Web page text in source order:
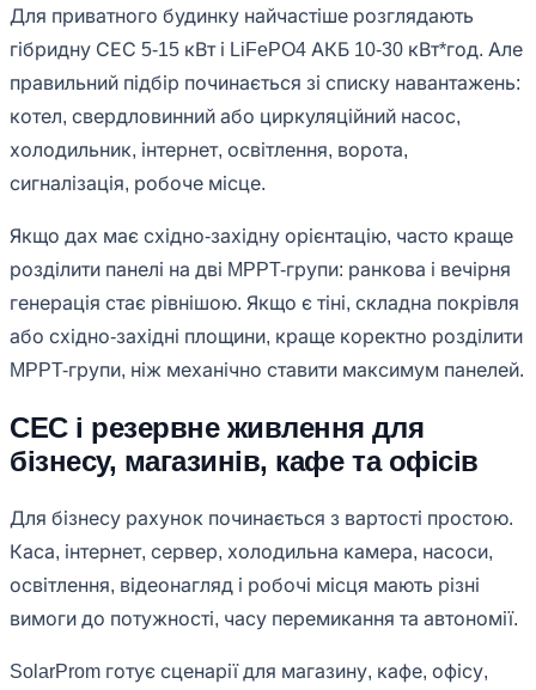
Для приватного будинку найчастіше розглядають
гібридну СЕС 5-15 кВт і LiFePO4 АКБ 10-30 кВт*год. Але
правильний підбір починається зі списку навантажень:
котел, свердловинний або циркуляційний насос,
холодильник, інтернет, освітлення, ворота,
сигналізація, робоче місце.
Якщо дах має східно-західну орієнтацію, часто краще
розділити панелі на дві MPPT-групи: ранкова і вечірня
генерація стає рівнішою. Якщо є тіні, складна покрівля
або східно-західні площини, краще коректно розділити
MPPT-групи, ніж механічно ставити максимум панелей.
СЕС і резервне живлення для
бізнесу, магазинів, кафе та офісів
Для бізнесу рахунок починається з вартості простою.
Каса, інтернет, сервер, холодильна камера, насоси,
освітлення, відеонагляд і робочі місця мають різні
вимоги до потужності, часу перемикання та автономії.
SolarProm готує сценарії для магазину, кафе, офісу,